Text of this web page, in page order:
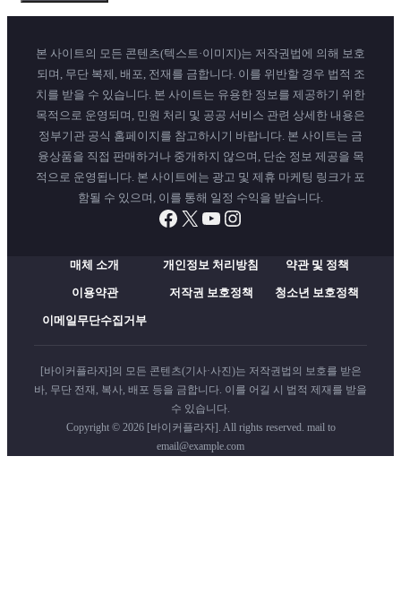
본 사이트의 모든 콘텐츠(텍스트·이미지)는 저작권법에 의해 보호
되며, 무단 복제, 배포, 전재를 금합니다. 이를 위반할 경우 법적 조
치를 받을 수 있습니다. 본 사이트는 유용한 정보를 제공하기 위한
목적으로 운영되며, 민원 처리 및 공공 서비스 관련 상세한 내용은
정부기관 공식 홈페이지를 참고하시기 바랍니다. 본 사이트는 금
융상품을 직접 판매하거나 중개하지 않으며, 단순 정보 제공을 목
적으로 운영됩니다. 본 사이트에는 광고 및 제휴 마케팅 링크가 포
함될 수 있으며, 이를 통해 일정 수익을 받습니다.
Facebook
X YouTube
Instagram
매체 소개 개인정보 처리방침 약관 및 정책
이용약관 저작권 보호정책 청소년 보호정책
이메일무단수집거부
[바이커플라자]의 모든 콘텐츠(기사·사진)는 저작권법의 보호를 받은
바, 무단 전재, 복사, 배포 등을 금합니다. 이를 어길 시 법적 제재를 받을
수 있습니다.
Copyright © 2026 [바이커플라자]. All rights reserved. mail to
email@example.com